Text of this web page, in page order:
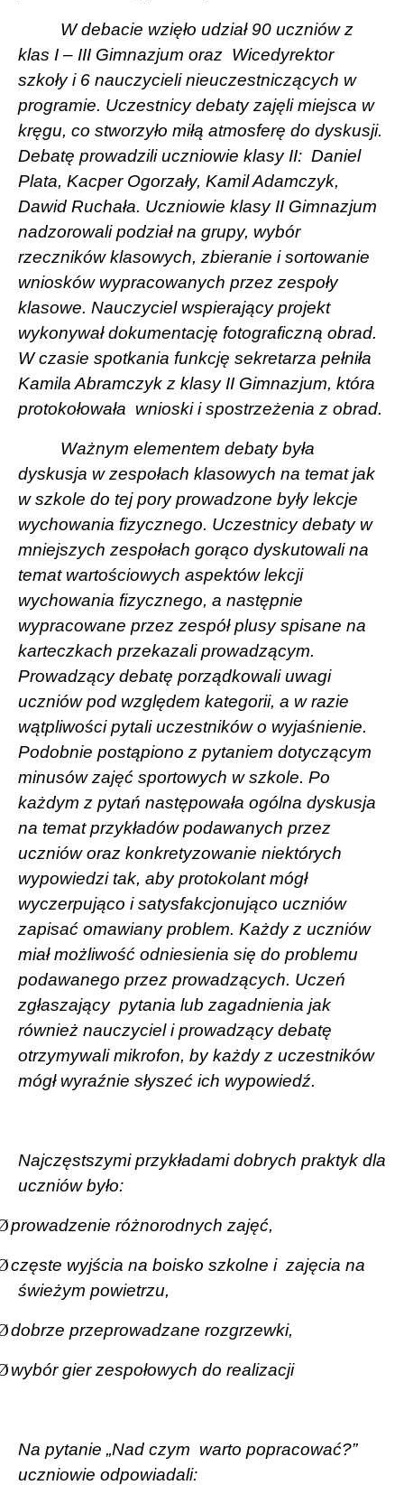
W debacie wzięło udział 90 uczniów z
klas I – III Gimnazjum oraz Wicedyrektor
szkoły i 6 nauczycieli nieuczestniczących w
programie. Uczestnicy debaty zajęli miejsca w
kręgu, co stworzyło miłą atmosferę do dyskusji.
Debatę prowadzili uczniowie klasy II: Daniel
Plata, Kacper Ogorzały, Kamil Adamczyk,
Dawid Ruchała. Uczniowie klasy II Gimnazjum
nadzorowali podział na grupy, wybór
rzeczników klasowych, zbieranie i sortowanie
wniosków wypracowanych przez zespoły
klasowe. Nauczyciel wspierający projekt
wykonywał dokumentację fotograficzną obrad.
W czasie spotkania funkcję sekretarza pełniła
Kamila Abramczyk z klasy II Gimnazjum, która
protokołowała wnioski i spostrzeżenia z obrad.
Ważnym elementem debaty była
dyskusja w zespołach klasowych na temat jak
w szkole do tej pory prowadzone były lekcje
wychowania fizycznego. Uczestnicy debaty w
mniejszych zespołach gorąco dyskutowali na
temat wartościowych aspektów lekcji
wychowania fizycznego, a następnie
wypracowane przez zespół plusy spisane na
karteczkach przekazali prowadzącym.
Prowadzący debatę porządkowali uwagi
uczniów pod względem kategorii, a w razie
wątpliwości pytali uczestników o wyjaśnienie.
Podobnie postąpiono z pytaniem dotyczącym
minusów zajęć sportowych w szkole. Po
każdym z pytań następowała ogólna dyskusja
na temat przykładów podawanych przez
uczniów oraz konkretyzowanie niektórych
wypowiedzi tak, aby protokolant mógł
wyczerpująco i satysfakcjonująco uczniów
zapisać omawiany problem. Każdy z uczniów
miał możliwość odniesienia się do problemu
podawanego przez prowadzących. Uczeń
zgłaszający pytania lub zagadnienia jak
również nauczyciel i prowadzący debatę
otrzymywali mikrofon, by każdy z uczestników
mógł wyraźnie słyszeć ich wypowiedź.
Najczęstszymi przykładami dobrych praktyk dla
uczniów było:
prowadzenie różnorodnych zajęć,
częste wyjścia na boisko szkolne i zajęcia na
świeżym powietrzu,
dobrze przeprowadzane rozgrzewki,
wybór gier zespołowych do realizacji
Na pytanie „Nad czym warto popracować?”
uczniowie odpowiadali: